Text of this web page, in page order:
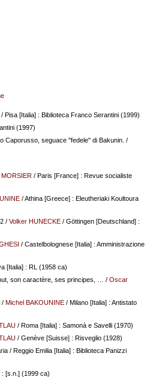
/ Pisa [Italia] : Biblioteca Franco Serantini (1999)
(1997)
Caporusso, seguace "fedele" di Bakunin. /
MORSIER/ Paris [France] : Revue socialiste
/ Athina [Greece] : Eleutheriaki Koultoura
/ Volker HUNECKE/ Göttingen [Deutschland] :
/ Castelbolognese [Italia] : Amministrazione
[Italia] : RL (1958 ca)
son caractère, ses principes, …
/ Oscar
/ Michel BAKOUNINE/ Milano [Italia] : Antistato
/ Roma [Italia] : Samonà e Savelli (1970)
/ Genève [Suisse] : Risveglio (1928)
/ Reggio Emilia [Italia] : Biblioteca Panizzi
[s.n.] (1999 ca)